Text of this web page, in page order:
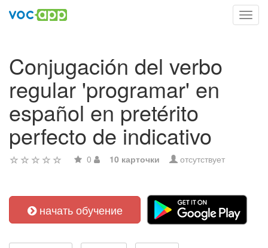
Conjugación del verbo
regular 'programar' en
español en pretérito
perfecto de indicativo
0 10 карточки отсутствует
начать обучение